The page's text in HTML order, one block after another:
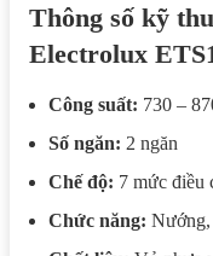
Thông số kỹ
Electrolux
Công suất: 730 –
Số ngăn: 2 ngăn
Chế độ: 7 mức điều
Chức năng: Nướng,